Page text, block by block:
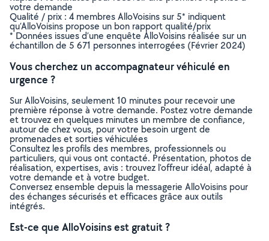
votre demande
Qualité / prix : 4 membres AlloVoisins sur 5* indiquent
qu’AlloVoisins propose un bon rapport qualité/prix
* Données issues d’une enquête AlloVoisins réalisée sur un
échantillon de 5 671 personnes interrogées (Février 2024)
Vous cherchez un accompagnateur véhiculé en
urgence ?
Sur AlloVoisins, seulement 10 minutes pour recevoir une
première réponse à votre demande. Postez votre demande
et trouvez en quelques minutes un membre de confiance,
autour de chez vous, pour votre besoin urgent de
promenades et sorties véhiculées
Consultez les profils des membres, professionnels ou
particuliers, qui vous ont contacté. Présentation, photos de
réalisation, expertises, avis : trouvez l'offreur idéal, adapté à
votre demande et à votre budget.
Conversez ensemble depuis la messagerie AlloVoisins pour
des échanges sécurisés et efficaces grâce aux outils
intégrés.
Est-ce que AlloVoisins est gratuit ?